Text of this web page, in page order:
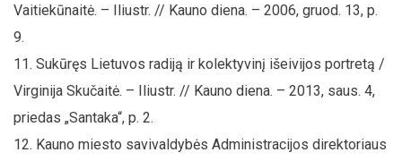
Vaitiekūnaitė. – Iliustr. // Kauno diena. – 2006, gruod. 13, p.
9.
Sukūręs Lietuvos radiją ir kolektyvinį išeivijos portretą /
Virginija Skučaitė. – Iliustr. // Kauno diena. – 2013, saus. 4,
priedas „Santaka“, p. 2.
Kauno miesto savivaldybės Administracijos direktoriaus